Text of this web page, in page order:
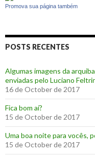
Promova sua página também
POSTS RECENTES
Algumas imagens da
enviadas pelo Luciano
16 de October de 2017
‪Fica bom aí?‬
15 de October de 2017
Uma boa noite para vocês,
15 de October de 2017